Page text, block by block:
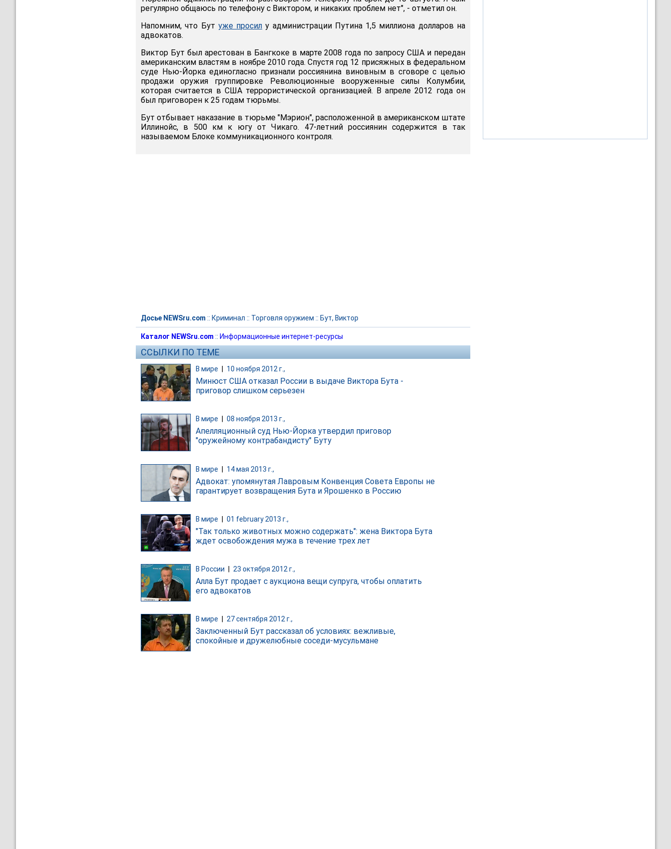
регулярно общаюсь по телефону с Виктором, и никаких проблем нет", - отметил он.
Напомним, что Бут уже просил у администрации Путина 1,5 миллиона долларов на
адвокатов.
Виктор Бут был арестован в Бангкоке в марте 2008 года по запросу США и передан
американским властям в ноябре 2010 года. Спустя год 12 присяжных в федеральном
суде Нью-Йорка единогласно признали россиянина виновным в сговоре с целью
продажи оружия группировке Революционные вооруженные силы Колумбии,
которая считается в США террористической организацией. В апреле 2012 года он
был приговорен к 25 годам тюрьмы.
Бут отбывает наказание в тюрьме "Мэрион", расположенной в американском штате
Иллинойс, в 500 км к югу от Чикаго. 47-летний россиянин содержится в так
называемом Блоке коммуникационного контроля.
Досье NEWSru.com :: Криминал :: Торговля оружием :: Бут, Виктор
Каталог NEWSru.com :: Информационные интернет-ресурсы
ССЫЛКИ ПО ТЕМЕ
В мире 10 ноября 2012 г.,
Минюст США отказал России в выдаче Виктора Бута -
приговор слишком серьезен
В мире 08 ноября 2013 г.,
Апелляционный суд Нью-Йорка утвердил приговор
"оружейному контрабандисту" Буту
В мире | 14 мая 2013 г.,
Адвокат: упомянутая Лавровым Конвенция Совета Европы не
гарантирует возвращения Бута и Ярошенко в Россию
В мире 01 february 2013 г.,
"Так только животных можно содержать": жена Виктора Бута
ждет освобождения мужа в течение трех лет
В России 23 октября 2012 г.,
Алла Бут продает с аукциона вещи супруга, чтобы оплатить
его адвокатов
В мире 27 сентября 2012 г.,
Заключенный Бут рассказал об условиях: вежливые,
спокойные и дружелюбные соседи-мусульмане